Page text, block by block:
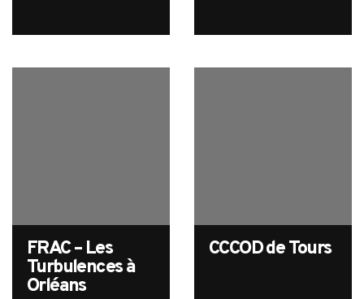
FRAC – Les
Turbulences à
Orléans
CCCOD de Tours